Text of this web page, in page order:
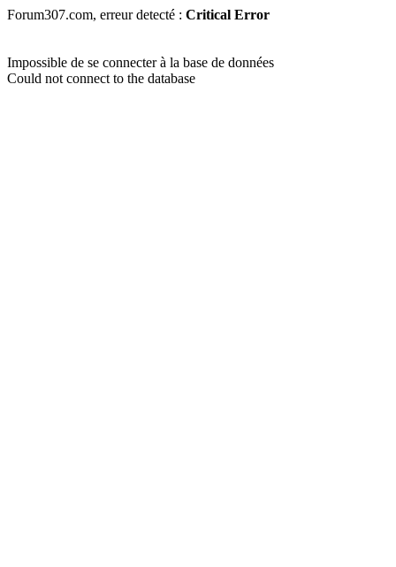
Forum307.com, erreur detecté : Critical Error
Impossible de se connecter à la base de données
Could not connect to the database